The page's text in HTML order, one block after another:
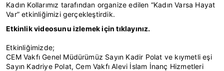
Kadın Kollarımız tarafından organize edilen “Kadın Varsa Hayat
Var” etkinliğimizi gerçekleştirdik.
Etkinlik videosunu izlemek için tıklayınız.
Etkinliğimizde;
CEM Vakfı Genel Müdürümüz Sayın Kadir Polat ve kıymetli eşi
Sayın Kadriye Polat, Cem Vakfı Alevi İslam İnanç Hizmetleri